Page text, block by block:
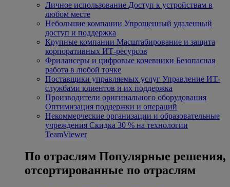
Личное использование Доступ к устройствам в
любом месте
Небольшие компании Упрощенный удаленный
доступ и поддержка
Крупные компании Масштабирование и защита
корпоративных ИТ-ресурсов
Фрилансеры и цифровые кочевники Безопасная
работа в любой точке
Поставщики управляемых услуг Управление ИТ-
службами клиентов и их поддержка
Производители оригинального оборудования
Оптимизация поддержки и операций
Некоммерческие организации и образовательные
учреждения Скидка 30 % на технологии
TeamViewer
По отраслям Популярные решения,
отсортированные по отраслям